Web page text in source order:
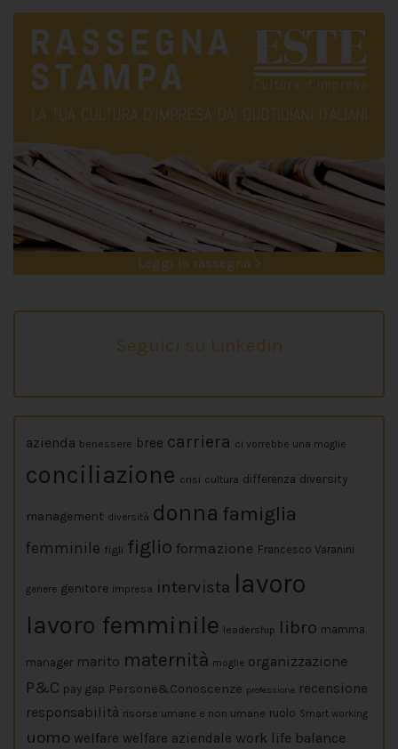
Leggi la rassegna >
Seguici su Linkedin
azienda benessere bree carriera ci vorrebbe una moglie
conciliazione crisi cultura differenza diversity
management diversità donna famiglia
femminile figli figlio formazione Francesco Varanini
genere genitore impresa intervista lavoro
lavoro femminile leadership libro mamma
manager marito maternità moglie organizzazione
P&C pay gap Persone&Conoscenze professione recensione
responsabilità risorse umane e non umane ruolo Smart working
uomo welfare welfare aziendale work life balance